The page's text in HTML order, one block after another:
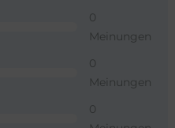
0
Meinungen
0
Meinungen
0